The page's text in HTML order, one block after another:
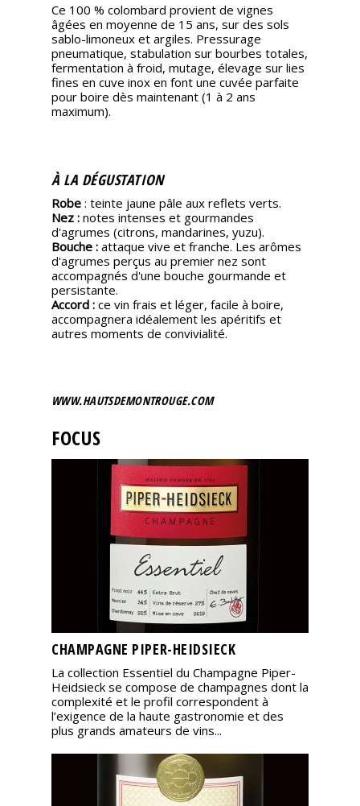
Ce 100 % colombard provient de vignes
âgées en moyenne de 15 ans, sur des sols
sablo-limoneux et argiles. Pressurage
pneumatique, stabulation sur bourbes totales,
fermentation à froid, mutage, élevage sur lies
fines en cuve inox en font une cuvée parfaite
pour boire dès maintenant (1 à 2 ans
maximum).
À LA DÉGUSTATION
Robe : teinte jaune pâle aux reflets verts.
Nez : notes intenses et gourmandes
d'agrumes (citrons, mandarines, yuzu).
Bouche : attaque vive et franche. Les arômes
d'agrumes perçus au premier nez sont
accompagnés d'une bouche gourmande et
persistante.
Accord : ce vin frais et léger, facile à boire,
accompagnera idéalement les apéritifs et
autres moments de convivialité.
WWW.HAUTSDEMONTROUGE.COM
FOCUS
CHAMPAGNE PIPER-HEIDSIECK
La collection Essentiel du Champagne Piper-
Heidsieck se compose de champagnes dont la
complexité et le profil correspondent à
l’exigence de la haute gastronomie et des
plus grands amateurs de vins...